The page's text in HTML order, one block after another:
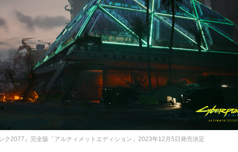
ク2077』完全版「アルティメットエディション」2023年12月5日発売決定